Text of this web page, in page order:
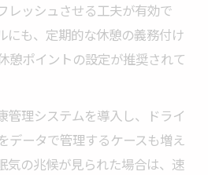
レッシュさせる工夫が有効で
にも、定期的な休憩の義務付け
憩ポイントの設定が推奨されて
管理システムを導入し、ドライ
データで管理するケースも増え
気の兆候が見られた場合は、速